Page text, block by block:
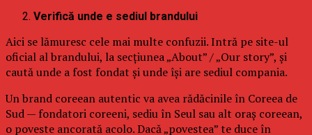
Verifică unde e sediul brandului
Aici se lămuresc cele mai multe confuzii. Intră pe site-ul
oficial al brandului, la secțiunea „About” / „Our story”, și
caută unde a fost fondat și unde își are sediul compania.
Un brand coreean autentic va avea rădăcinile în Coreea de
Sud — fondatori coreeni, sediu în Seul sau alt oraș coreean,
o poveste ancorată acolo. Dacă „povestea” te duce în